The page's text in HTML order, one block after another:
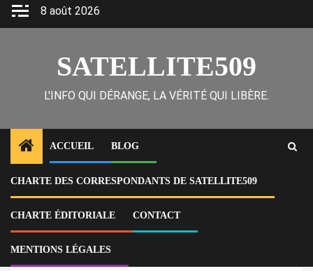
Skip
8 août 2026
SATELLITE509
L'INFO QUI DÉRANGE, LA VÉRITÉ QUI LIBÈRE.
ACCUEIL BLOG
CHARTE DES CORRESPONDANTS DE SATELLITE509
CHARTE ÉDITORIALE CONTACT
MENTIONS LÉGALES
Home
National
Saint-Marc : arrestation de Joseph Zamor alias « Dlo Poze » pour vols
et viols présumés
National Scoop